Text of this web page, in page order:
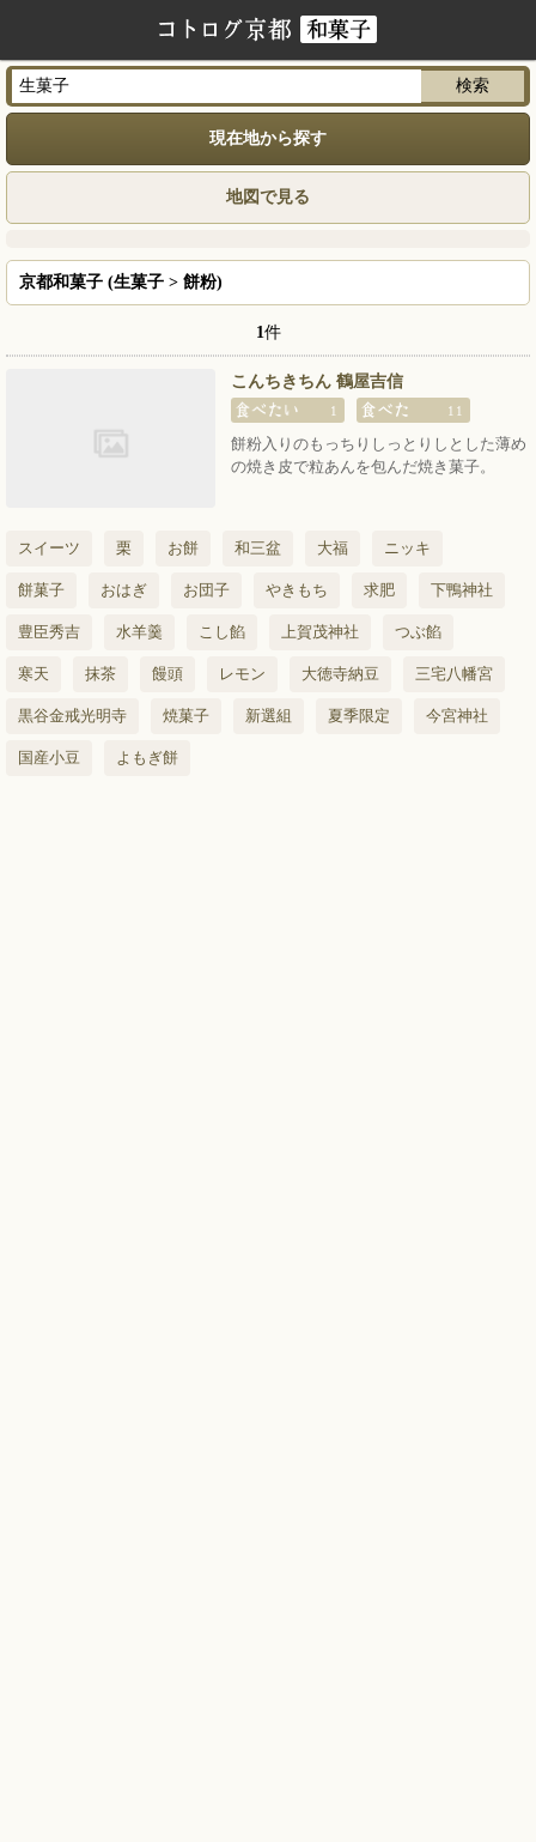
現在地から探す
地図で見る
京都和菓子 (生菓子 > 餅粉)
1件
こんちきちん 鶴屋吉信
1 11
餅粉入りのもっちりしっとりしとした薄め
の焼き皮で粒あんを包んだ焼き菓子。
スイーツ 栗 お餅 和三盆 大福 ニッキ
餅菓子 おはぎ お団子 やきもち 求肥 下鴨神社
豊臣秀吉 水羊羹 こし餡 上賀茂神社 つぶ餡
寒天 抹茶 饅頭 レモン 大徳寺納豆 三宅八幡宮
黒谷金戒光明寺 焼菓子 新選組 夏季限定 今宮神社
国産小豆 よもぎ餅